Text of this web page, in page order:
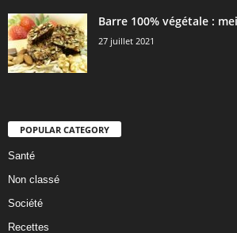
Barre 100% végétale :
27 juillet 2021
POPULAR CATEGORY
Santé
Non classé
Société
Recettes